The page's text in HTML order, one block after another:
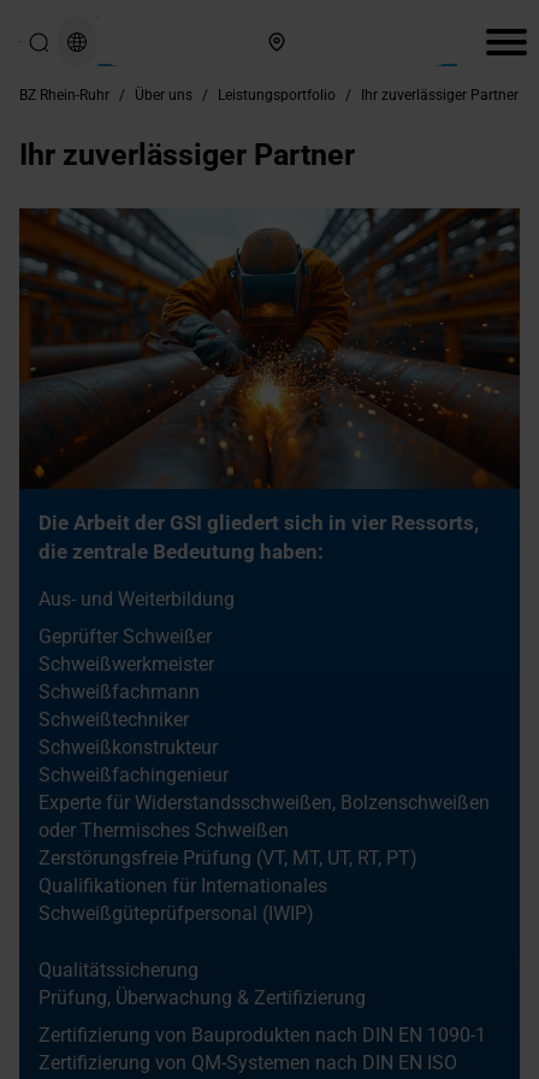
BZ Rhein-Ruhr / Über uns / Leistungsportfolio / Ihr zuverlässiger Partner
Ihr zuverlässiger Partner
Die Arbeit der GSI gliedert sich in vier Ressorts,
die zentrale Bedeutung haben:
Aus- und Weiterbildung
Geprüfter Schweißer
Schweißwerkmeister
Schweißfachmann
Schweißtechniker
Schweißkonstrukteur
Schweißfachingenieur
Experte für Widerstandsschweißen, Bolzenschweißen
oder Thermisches Schweißen
Zerstörungsfreie Prüfung (VT, MT, UT, RT, PT)
Qualifikationen für Internationales
Schweißgüteprüfpersonal (IWIP)
Qualitätssicherung
Prüfung, Überwachung & Zertifizierung
Zertifizierung von Bauprodukten nach DIN EN 1090-1
Zertifizierung von QM-Systemen nach DIN EN ISO